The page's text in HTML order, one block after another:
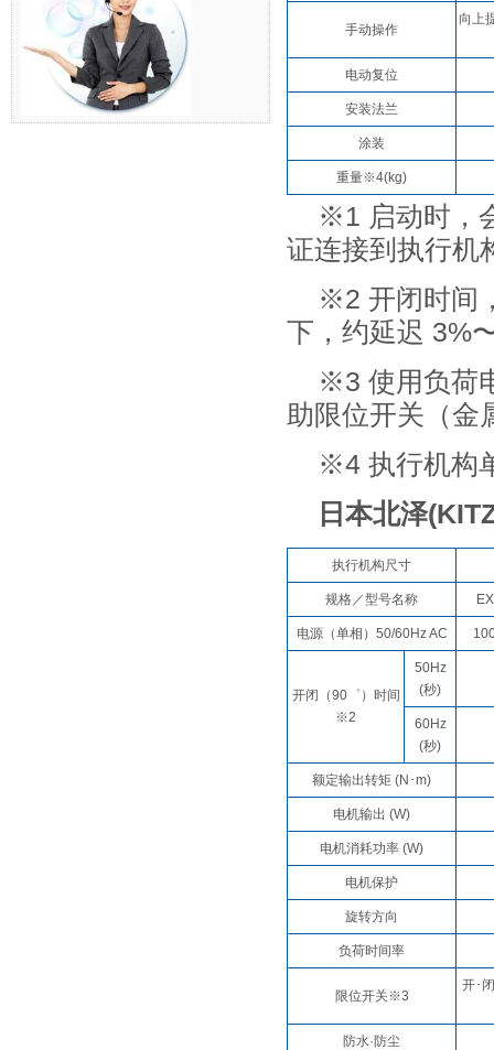
手动操作
向上
电动复位
安装法兰
涂装
重量※4(kg)
※1 启动时，
证连接到执行机
※2 开闭时间
下，约延迟 3%
※3 使用负荷
助限位开关（金
※4 执行机构
日本北泽
执行机构尺寸
规格／型号名称
电源（单相）50/60Hz AC
开闭（90゜）时间
※2
50Hz
(秒)
60Hz
(秒)
额定输出转矩 (N･m)
电机输出 (W)
电机消耗功率 (W)
电机保护
旋转方向
负荷时间率
限位开关※3
开･
防水·防尘